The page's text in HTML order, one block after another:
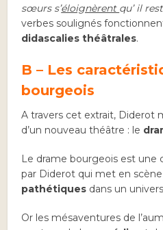
sœurs s’éloignèrent qu’ il
verbes soulignés
didascalies théâtrales.
B – Les
bourgeois
A travers cet extrait, Diderot
d’un nouveau théâtre : le
Le drame bourgeois est une
par Diderot qui met en
pathétiques dans un univers
Or les mésaventures de